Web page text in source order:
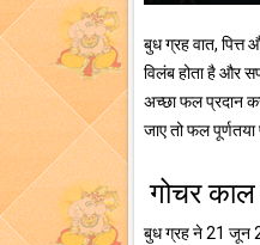
बुध ग्रह वात, पित्त
विलंब होता है और
अच्छा फल प्रदान
जाए तो फल पूर्णतया
गोचर
बुध ग्रह ने 21 जून